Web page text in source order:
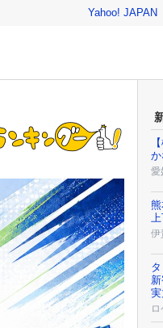
Yahoo! JAPAN
愛
伊